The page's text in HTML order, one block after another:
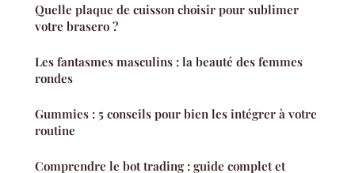
Quelle plaque de cuisson choisir pour sublimer
votre brasero ?
Les fantasmes masculins : la beauté des femmes
rondes
Gummies : 5 conseils pour bien les intégrer à votre
routine
Comprendre le bot trading : guide complet et